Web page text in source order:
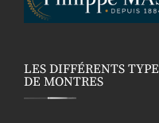
LES DIFFÉRENTS TYPE
DE MONTRES